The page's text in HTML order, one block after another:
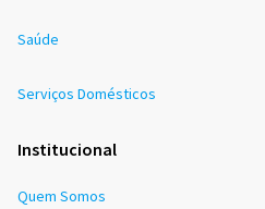
Saúde
Serviços Domésticos
Institucional
Quem Somos